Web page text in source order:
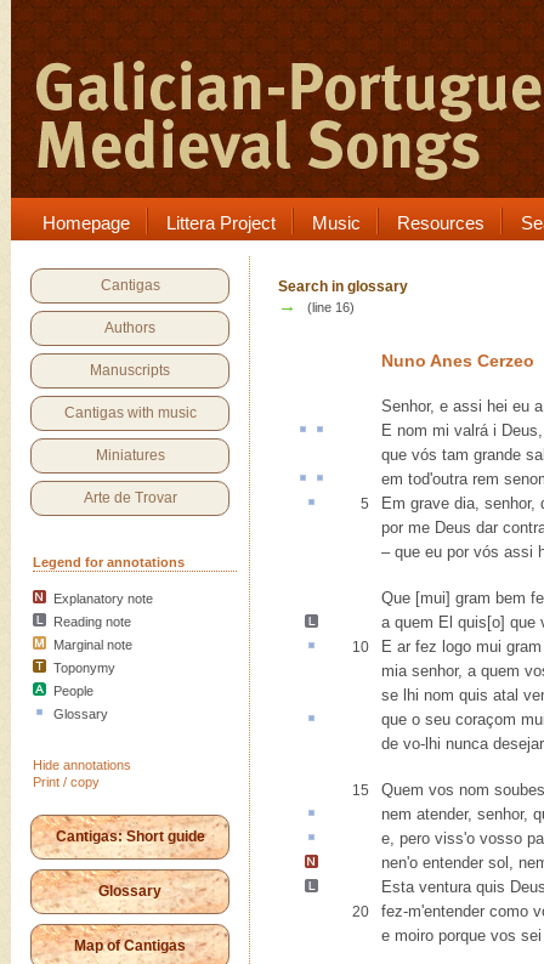
Homepage Littera Project Music Resources
Cantigas
Authors
Manuscripts
Cantigas with music
Miniatures
Arte de Trovar
Legend for annotations
Explanatory note
Reading note
Marginal note
Toponymy
People
Glossary
Hide annotations
Print / copy
Cantigas: Short guide
Glossary
Map of Cantigas
Search in glossary
→ (line 16)
Nuno Anes Cerzeo
Senhor, e assi hei eu
E nom mi valrái
que vós tam grande
em tod'outra rem
5 Em grave dia, senhor,
por me Deus dar
– que eu por vós assi
Que [mui] gram bem
a quem El quis[o] que
10 E ar fez logo mui
mia senhor, a quem
se lhi nom quis atal
que o seu coraçom
de vo-lhi nunca
15
Quem vos nom
nem atender, senhor,
e, pero viss'o vosso
nen'o entender sol,
Estaventura quis
20
fez-m'entender como
e moiro porque vos